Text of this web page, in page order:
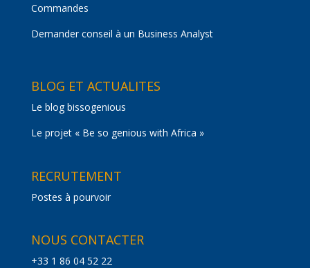
Commandes
Demander conseil à un Business Analyst
BLOG ET ACTUALITES
Le blog bissogenious
Le projet « Be so genious with Africa »
RECRUTEMENT
Postes à pourvoir
NOUS CONTACTER
+33 1 86 04 52 22